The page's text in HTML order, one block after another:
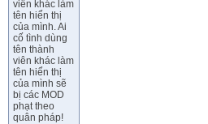
viên khác làm
tên hiển thị
của mình. Ai
cố tình dùng
tên thành
viên khác làm
tên hiển thị
của mình sẽ
bị các MOD
phạt theo
quân pháp!